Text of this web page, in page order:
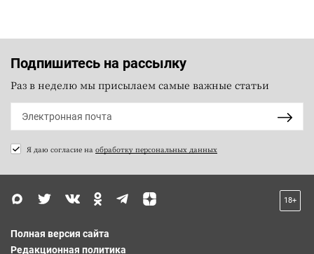
Подпишитесь на рассылку
Раз в неделю мы присылаем самые важные статьи
Я даю согласие на обработку персональных данных
18+
Полная версия сайта
Редакционная политика